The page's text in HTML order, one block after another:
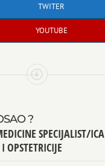
TWITER
YOUTUBE
?
SPECIJALIST/ICA
OPSTETRICIJE